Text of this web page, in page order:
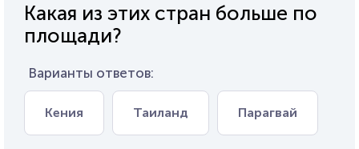
Какая из этих стран больше по
площади?
Варианты ответов:
Кения Таиланд Парагвай